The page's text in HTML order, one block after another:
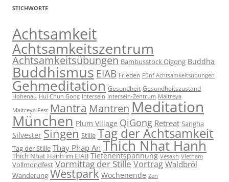
STICHWORTE
Achtsamkeit
Achtsamkeitszentrum
Achtsamkeitsübungen Bambusstock Qigong Buddha
Buddhismus EIAB Frieden Fünf Achtsamkeitsübungen
Gehmeditation Gesundheit Gesundheitszustand
Hohenau Hui Chun Gong Intersein Intersein-Zentrum Maitreya
Maitreya Fest Mantra Mantren Meditation
München Plum Village QiGong Retreat Sangha
Silvester Singen Stille Tag der Achtsamkeit
Tag der Stille Thay Phap An Thich Nhat Hanh
Thich Nhat Hanh im EIAB Tiefenentspannung Vesakh Vietnam
Vollmondfest Vormittag der StilleVortragWaldbröl
Wanderung Westpark Wochenende Zen